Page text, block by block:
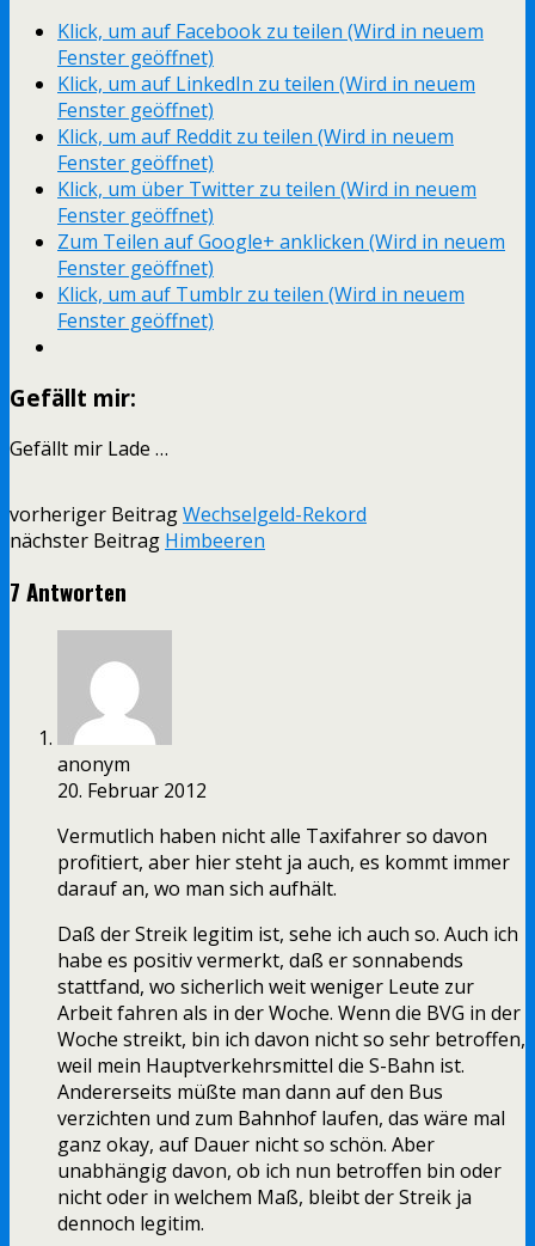
Klick, um auf Facebook zu teilen (Wird in neuem
Fenster geöffnet)
Klick, um auf LinkedIn zu teilen (Wird in neuem
Fenster geöffnet)
Klick, um auf Reddit zu teilen (Wird in neuem
Fenster geöffnet)
Klick, um über Twitter zu teilen (Wird in neuem
Fenster geöffnet)
Zum Teilen auf Google+ anklicken (Wird in neuem
Fenster geöffnet)
Klick, um auf Tumblr zu teilen (Wird in neuem
Fenster geöffnet)
Gefällt mir:
Gefällt mir Lade …
vorheriger BeitragWechselgeld-Rekord
nächster Beitrag Himbeeren
7 Antworten
anonym
20. Februar 2012
Vermutlich haben nicht alle Taxifahrer so davon
profitiert, aber hier steht ja auch, es kommt immer
darauf an, wo man sich aufhält.
Daß der Streik legitim ist, sehe ich auch so. Auch ich
habe es positiv vermerkt, daß er sonnabends
stattfand, wo sicherlich weit weniger Leute zur
Arbeit fahren als in der Woche. Wenn die BVG in der
Woche streikt, bin ich davon nicht so sehr betroffen,
weil mein Hauptverkehrsmittel die S-Bahn ist.
Andererseits müßte man dann auf den Bus
verzichten und zum Bahnhof laufen, das wäre mal
ganz okay, auf Dauer nicht so schön. Aber
unabhängig davon, ob ich nun betroffen bin oder
nicht oder in welchem Maß, bleibt der Streik ja
dennoch legitim.